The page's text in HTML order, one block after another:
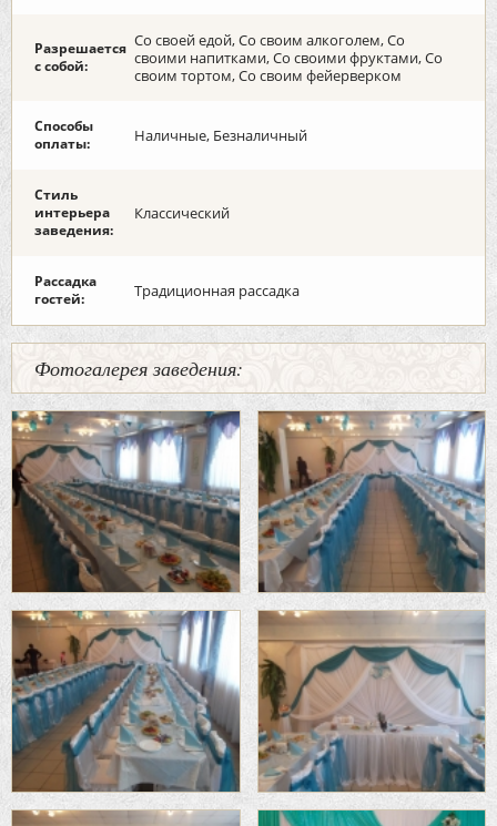
Разрешается
с собой:
Со своей едой, Со своим алкоголем, Со
своими напитками, Со своими фруктами, Со
своим тортом, Со своим фейерверком
Способы
оплаты:
Наличные, Безналичный
Стиль
интерьера
заведения:
Классический
Рассадка
гостей:
Традиционная рассадка
Фотогалерея заведения: